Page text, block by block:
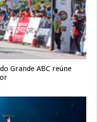
Grande ABC reúne